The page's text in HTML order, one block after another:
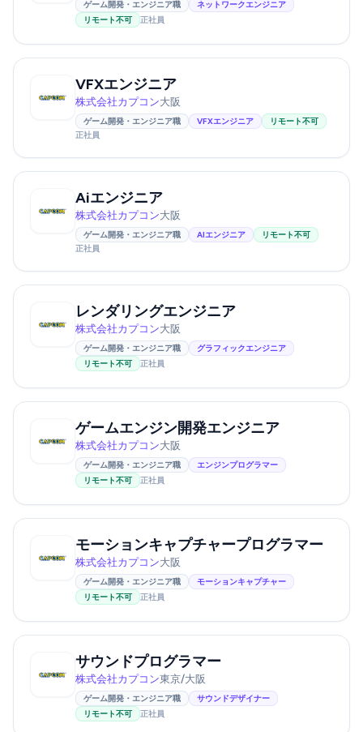
ゲーム開発・エンジニア職
ネットワークエンジニア
リモート不可
正社員
VFXエンジニア
株式会社カプコン大阪
ゲーム開発・エンジニア職 VFXエンジニア
リモート不可
正社員
Aiエンジニア
株式会社カプコン大阪
ゲーム開発・エンジニア職 AIエンジニア
リモート不可
正社員
レンダリングエンジニア
株式会社カプコン大阪
ゲーム開発・エンジニア職
グラフィックエンジニア
リモート不可
正社員
ゲームエンジン開発エンジニア
株式会社カプコン大阪
ゲーム開発・エンジニア職
エンジンプログラマー
リモート不可
正社員
モーションキャプチャープログラマー
株式会社カプコン大阪
ゲーム開発・エンジニア職
モーションキャプチャー
リモート不可
正社員
サウンドプログラマー
株式会社カプコン東京/大阪
ゲーム開発・エンジニア職
サウンドデザイナー
リモート不可
正社員